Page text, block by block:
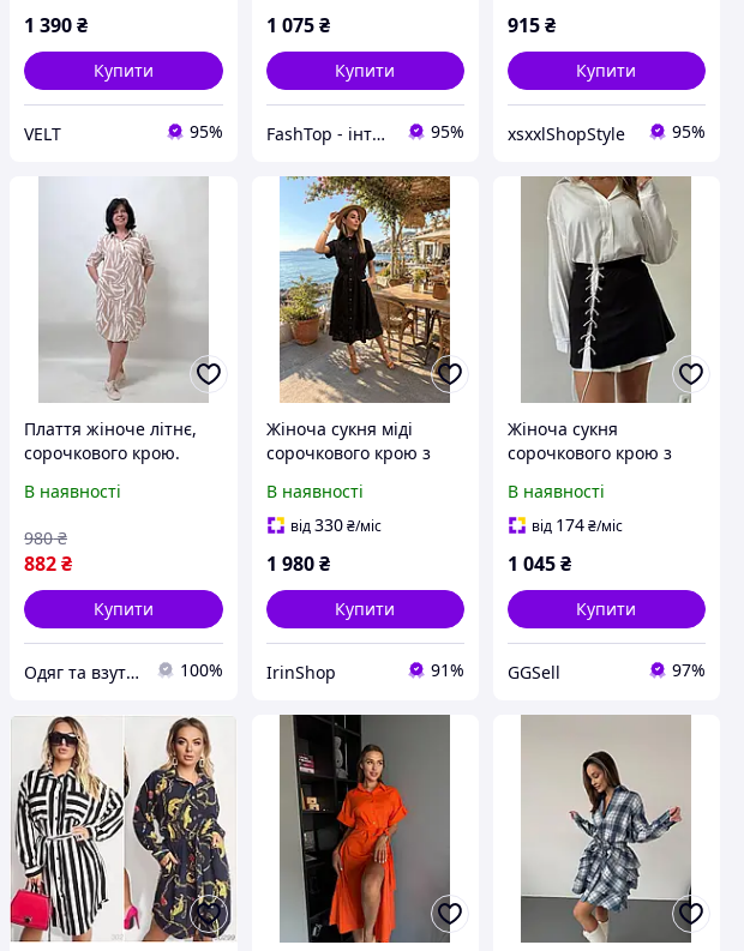
повсякденна S-XL, арт
7576
1 390₴
Купити
VELT 95%
1 075 ₴
Купити
FashTop - інтернет-магазин для тих, хто цінує гроші та свій час 95%
915₴
Купити
xsxxlShopStyle 95%
Плаття жіноче літнє,
сорочкового крою.
Розмір із 50 до 56.
В наявності
882₴
980 ₴
Купити
Одяг та взуття NataLI 100%
Жіноча сукня міді
сорочкового крою з
підкладкою з батисту IS
1303
В наявності
від330 ₴/міс
1 980 ₴
Купити
IrinShop 91%
Жіноча сукня
сорочкового крою з
В наявності
від 174₴/міс
1 045₴
Купити
GGSell 97%